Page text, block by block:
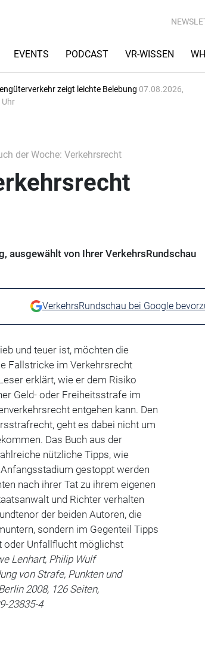
EVENTS PODCAST VR-WISSEN
zeigt leichte Belebung 07.08.2026,
Uhr
der Woche: Verkehrsrecht
ausgewählt von Ihrer VerkehrsRundschau
VerkehrsRundschau bei Google
und teuer ist, möchten die
Fallstricke im Verkehrsrecht
erklärt, wie er dem Risiko
Geld- oder Freiheitsstrafe im
entgehen kann. Den
geht es dabei nicht um
Das Buch aus der
nützliche Tipps, wie
gestoppt werden
nach ihrer Tat zu ihrem eigenen
und Richter verhalten
der beiden Autoren, die
sondern im Gegenteil Tipps
oder Unfallflucht möglichst
Lenhart, Philip Wulf
von Strafe, Punkten und
2008, 126 Seiten,
23835-4